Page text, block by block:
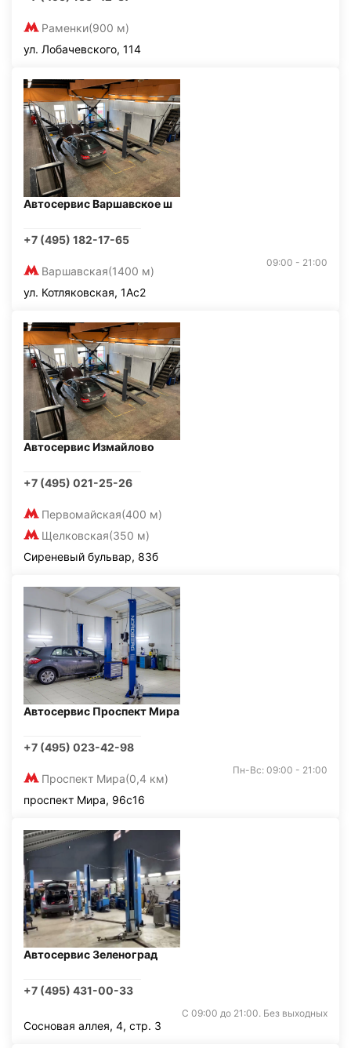
Раменки(900 м)
ул. Лобачевского, 114
Автосервис Варшавское ш
+7 (495) 182-17-65
Варшавская(1400 м)
09:00 - 21:00
ул. Котляковская, 1Ас2
Автосервис Измайлово
+7 (495) 021-25-26
Первомайская(400 м)
Щелковская(350 м)
Сиреневый бульвар, 83б
Автосервис Проспект Мира
+7 (495) 023-42-98
Проспект Мира(0,4 км)
Пн-Вс: 09:00 - 21:00
проспект Мира, 96с16
Автосервис Зеленоград
+7 (495) 431-00-33
С 09:00 до 21:00. Без выходных
Сосновая аллея, 4, стр. 3